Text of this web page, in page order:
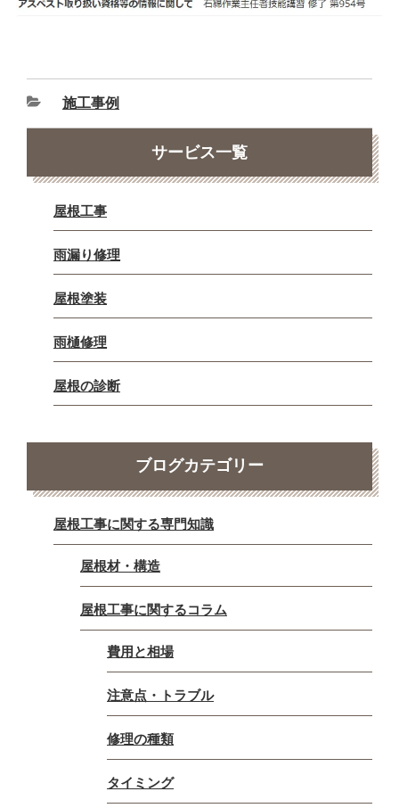
施工事例
サービス一覧
屋根工事
雨漏り修理
屋根塗装
雨樋修理
屋根の診断
ブログカテゴリー
屋根工事に関する専門知識
屋根材・構造
屋根工事に関するコラム
費用と相場
注意点・トラブル
修理の種類
タイミング